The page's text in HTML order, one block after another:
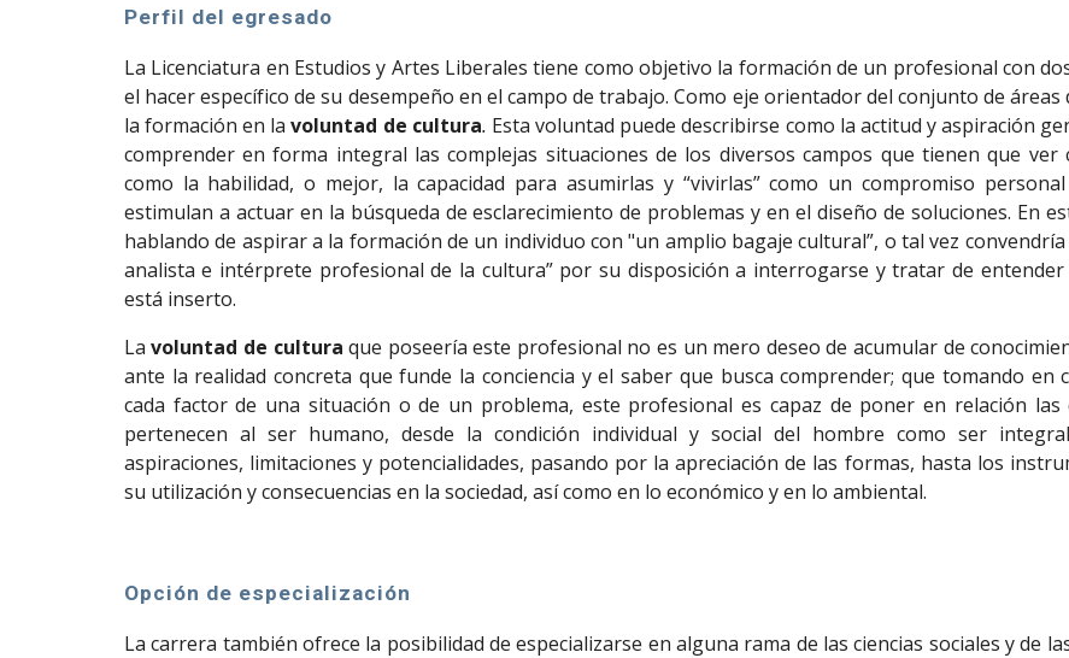
Perfil del egresado
La Licenciatura en Estudios y Artes Liberales tiene como objetivo la formación de un profesional con
el hacer específico de su desempeño en el campo de trabajo. Como eje orientador del conjunto de áreas
la formación en lavoluntad de cultura. Esta voluntad puede describirse como la actitud y aspiración
comprender en forma integral las complejas situaciones de los diversos campos que tienen que ver
como la habilidad, o mejor, la capacidad para asumirlas y “vivirlas” como un compromiso
estimulan a actuar en la búsqueda de esclarecimiento de problemas y en el diseño de soluciones. En
hablando de aspirar a la formación de un individuo con "un amplio bagaje cultural”, o tal vez
analista e intérprete profesional de la cultura” por su disposición a interrogarse y tratar de entender
está inserto.
Lavoluntad de cultura que poseería este profesional no es un mero deseo de acumular de
ante la realidad concreta que funde la conciencia y el saber que busca comprender; que tomando en
cada factor de una situación o de un problema, este profesional es capaz de poner en relación las
pertenecen al ser humano, desde la condición individual y social del hombre como ser
aspiraciones, limitaciones y potencialidades, pasando por la apreciación de las formas, hasta los
su utilización y consecuencias en la sociedad, así como en lo económico y en lo ambiental.
Opción de especialización
La carrera también ofrece la posibilidad de especializarse en alguna rama de las ciencias sociales y de